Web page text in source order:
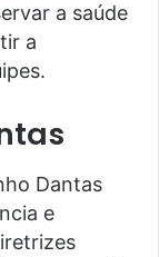
a saúde
a
Dantas
e